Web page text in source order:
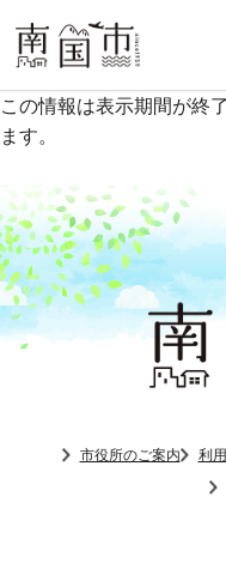
この情報は表示期間が終
ます。
市役所のご案内 利